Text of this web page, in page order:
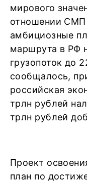
мирового
отношении СМП
амбициозные
маршрута в РФ
грузопоток до
сообщалось,
российская
трлн рублей
трлн рублей
Проект
план по